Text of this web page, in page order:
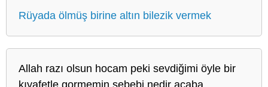
Rüyada ölmüş birine altın bilezik vermek
Allah razı olsun hocam peki sevdiğimi öyle bir
kıyafetle gormemin sebebi nedir acaba